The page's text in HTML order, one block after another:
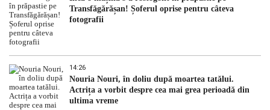
Transfăgărășan! Șoferul oprise pentru câteva
fotografii
14:26
Nouria Nouri, în doliu după moartea tatălui.
Actrița a vorbit despre cea mai grea perioadă din
ultima vreme